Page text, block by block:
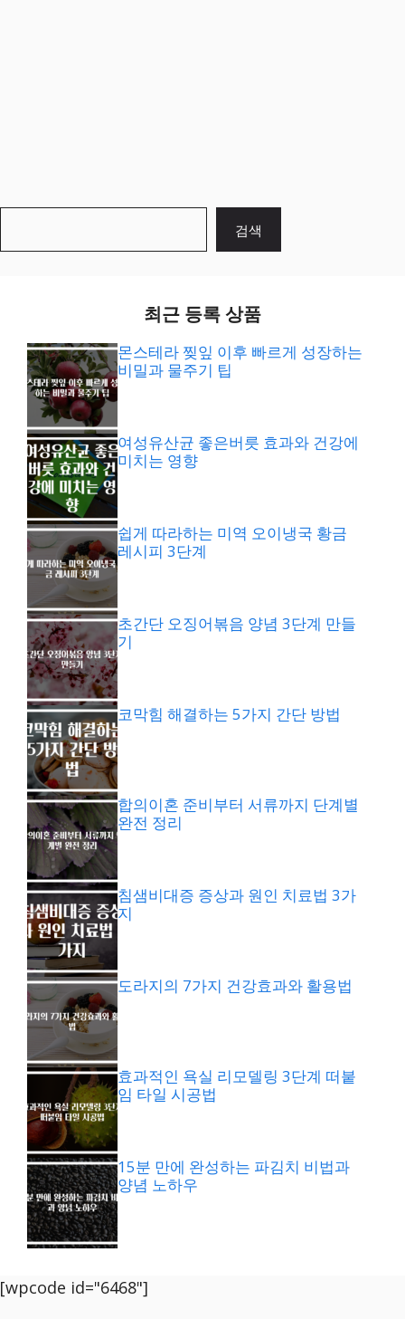
검색
최근 등록 상품
몬스테라 찢잎 이후 빠르게 성장하는
비밀과 물주기 팁
여성유산균 좋은버릇 효과와 건강에
미치는 영향
쉽게 따라하는 미역 오이냉국 황금
레시피 3단계
초간단 오징어볶음 양념 3단계 만들
기
코막힘 해결하는 5가지 간단 방법
합의이혼 준비부터 서류까지 단계별
완전 정리
침샘비대증 증상과 원인 치료법 3가
지
도라지의 7가지 건강효과와 활용법
효과적인 욕실 리모델링 3단계 떠붙
임 타일 시공법
15분 만에 완성하는 파김치 비법과
양념 노하우
[wpcode id="6468"]